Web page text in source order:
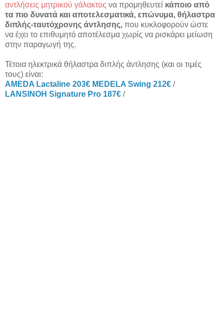
αντλήσεις μητρικού γάλακτος να προμηθευτεί κάποιο από
τα πιο δυνατά και αποτελεσματικά, επώνυμα, θήλαστρα
διπλής-ταυτόχρονης άντλησης, που κυκλοφορούν ώστε
να έχει το επιθυμητό αποτέλεσμα χωρίς να ρισκάρει μείωση
στην παραγωγή της.
Τέτοια ηλεκτρικά θήλαστρα διπλής άντλησης (και οι τιμές
τους) είναι:
AMEDA Lactaline 203€ MEDELA Swing 212€ /
LANSINOH Signature Pro 187€ /